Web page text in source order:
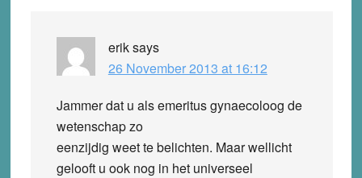
eriksays
26 November 2013 at 16:12
Jammer dat u als emeritus gynaecoloog de
wetenschap zo
eenzijdig weet te belichten. Maar wellicht
gelooft u ook nog in het universeel